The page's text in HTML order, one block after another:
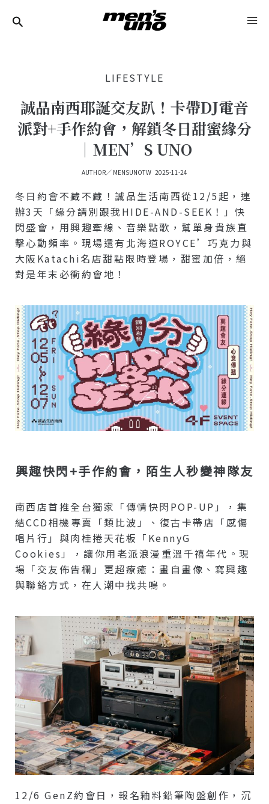
LIFESTYLE
誠品南西耶誕交友趴！卡帶DJ電音
派對+手作約會，解鎖冬日甜蜜緣分
｜MEN’S UNO
AUTHOR／ MENSUNOTW 2025-11-24
冬日約會不藏不藏！誠品生活南西從12/5起，連
辦3天「緣分請別跟我HIDE-AND-SEEK！」快
閃盛會，用興趣牽線、音樂點歌，幫單身貴族直
擊心動頻率。現場還有北海道ROYCE’巧克力與
大阪Katachi名店甜點限時登場，甜蜜加倍，絕
對是年末必衝約會地！
興趣快閃+手作約會，陌生人秒變神隊友
南西店首推全台獨家「傳情快閃POP-UP」，集
結CCD相機專賣「類比波」、復古卡帶店「感傷
唱片行」與肉桂捲天花板「KennyG
Cookies」，讓你用老派浪漫重溫千禧年代。現
場「交友佈告欄」更超療癒：畫自畫像、寫興趣
與聯絡方式，在人潮中找共鳴。
12/6 GenZ約會日，報名釉料鉛筆陶盤創作，沉
Navigation